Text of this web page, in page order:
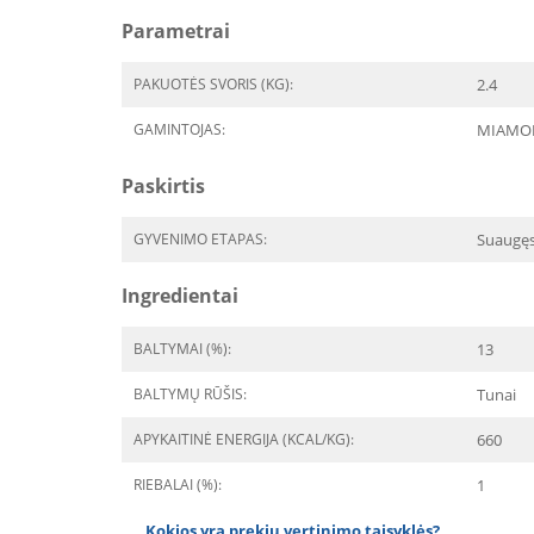
Parametrai
PAKUOTĖS SVORIS (KG): 2.4
GAMINTOJAS:
Paskirtis
GYVENIMO ETAPAS:
Ingredientai
BALTYMAI (%): 13
BALTYMŲ RŪŠIS: Tunai
APYKAITINĖ ENERGIJA (KCAL/KG): 660
RIEBALAI (%): 1